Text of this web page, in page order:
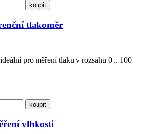
koupit
tlakoměr
pro měření tlaku v rozsahu 0 .. 100
koupit
vlhkosti